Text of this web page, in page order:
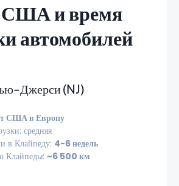
и время
автомобилей
Джерси (NJ)
США в Европу
средняя
в Клайпеду: 4-6 недель
Клайпеды: ~6 500 км